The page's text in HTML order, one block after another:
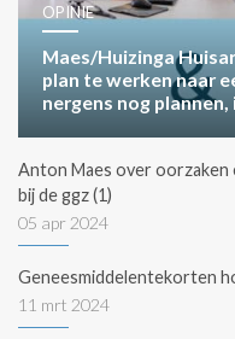
OPINIE
Maes/Huizinga
plan te werken naar
nergens nog plannen,
Anton Maes over
bij de ggz (1)
05 apr 2024
Geneesmiddelentekorten
11 mrt 2024